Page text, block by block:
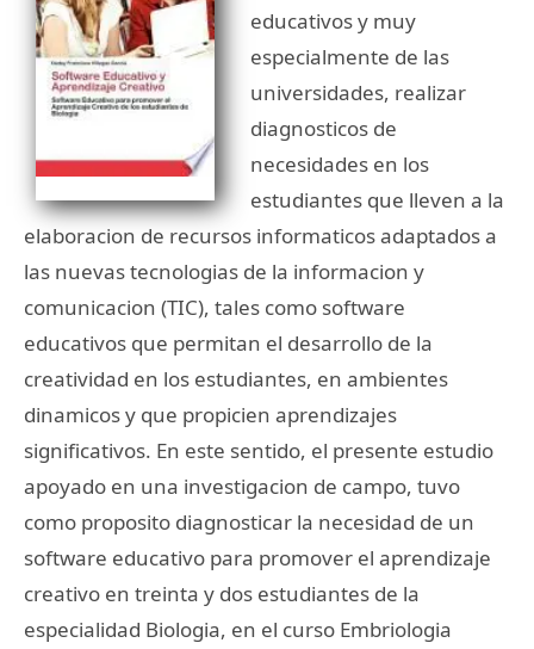
educativos y muy
especialmente de las
universidades, realizar
diagnosticos de
necesidades en los
estudiantes que lleven a la
elaboracion de recursos informaticos adaptados a
las nuevas tecnologias de la informacion y
comunicacion (TIC), tales como software
educativos que permitan el desarrollo de la
creatividad en los estudiantes, en ambientes
dinamicos y que propicien aprendizajes
significativos. En este sentido, el presente estudio
apoyado en una investigacion de campo, tuvo
como proposito diagnosticar la necesidad de un
software educativo para promover el aprendizaje
creativo en treinta y dos estudiantes de la
especialidad Biologia, en el curso Embriologia